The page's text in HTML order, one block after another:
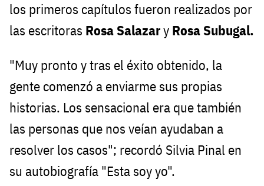
los primeros capítulos fueron realizados por
las escritoras Rosa Salazary Rosa Subugal.
"Muy pronto y tras el éxito obtenido, la
gente comenzó a enviarme sus propias
historias. Los sensacional era que también
las personas que nos veían ayudaban a
resolver los casos"; recordó Silvia Pinal en
su autobiografía "Esta soy yo".